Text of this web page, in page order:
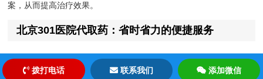
案，从而提高治疗效果。
北京301医院代取药：省时省力的便捷服务
对于很多患者来说，取药是就医过程中最为繁琐的环节之一。尤其是
在北京301医院这样的大型医院，取药窗口众多，排队时间较长，给
拨打电话 联系我们 添加微信